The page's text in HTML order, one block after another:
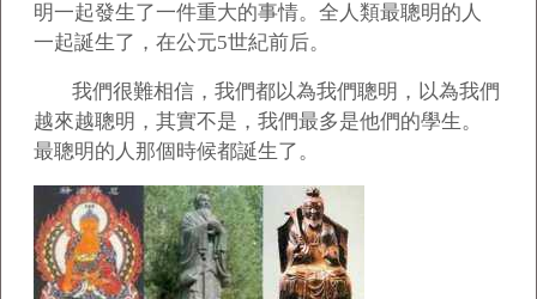
明一起發生了一件重大的事情。全人類最聰明的人
一起誕生了，在公元5世紀前后。
我們很難相信，我們都以為我們聰明，以為我們
越來越聰明，其實不是，我們最多是他們的學生。
最聰明的人那個時候都誕生了。